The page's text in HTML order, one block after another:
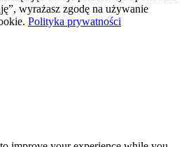
wyrażasz zgodę na używanie
Polityka prywatności